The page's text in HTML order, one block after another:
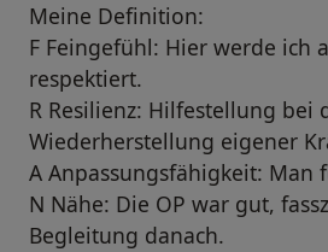
Meine Definition:
F Feingefühl: Hier werde ich
respektiert.
R Resilienz: Hilfestellung bei
Wiederherstellung eigener
A Anpassungsfähigkeit: Man
N Nähe: Die OP war gut,
Begleitung danach.